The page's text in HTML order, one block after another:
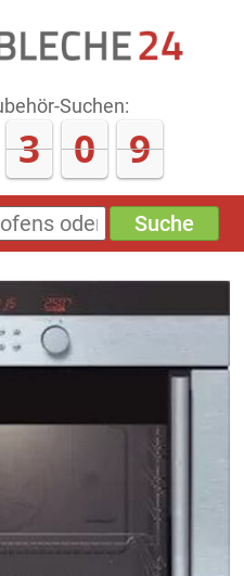
Suchen:
3 0 9
Suche